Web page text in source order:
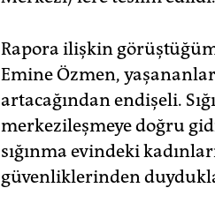
Rapora ilişkin
Emine Özmen,
artacağından endişeli.
merkezileşmeye doğru
sığınma evindeki
güvenliklerinden